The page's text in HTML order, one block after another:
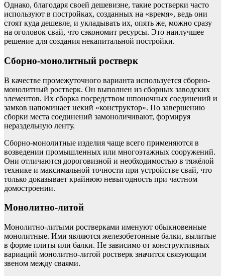
Однако, благодаря своей дешевизне, такие ростверки часто
используют в постройках, созданных на «время», ведь они
стоят куда дешевле, и укладывать их, опять же, можно сразу
на оголовок свай, что сэкономит ресурсы. Это наилучшее
решение для создания некапитальной постройки.
Сборно-монолитный ростверк
В качестве промежуточного варианта используется сборно-
монолитный ростверк. Он выполнен из сборных заводских
элементов. Их сборка посредством шпоночных соединений и
замков напоминает некий «конструктор». По завершению
сборки места соединений замоноличивают, формируя
нераздельную ленту.
Сборно-монолитные изделия чаще всего применяются в
возведении промышленных или многоэтажных сооружений.
Они отличаются дороговизной и необходимостью в тяжёлой
технике и максимальной точности при устройстве свай, что
только доказывает крайнюю невыгодность при частном
домостроении.
Монолитно-литой
Монолитно-литыми ростверками именуют обыкновенные
монолитные. Ими являются железобетонные балки, вылитые
в форме плиты или балки. Не зависимо от конструктивных
вариаций монолитно-литой ростверк значится связующим
звеном между сваями.